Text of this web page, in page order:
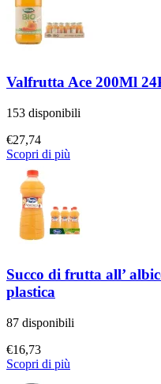
Valfrutta Ace 200Ml
153 disponibili
€27,74
Scopri di più
Succo di frutta all’
plastica
87 disponibili
€16,73
Scopri di più